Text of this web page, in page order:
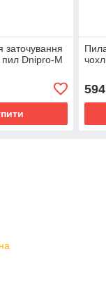
заточування
Dnipro-M
594